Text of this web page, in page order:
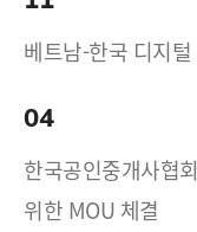
베트남-한국 디지
04
한국공인중개사협
위한 MOU 체결